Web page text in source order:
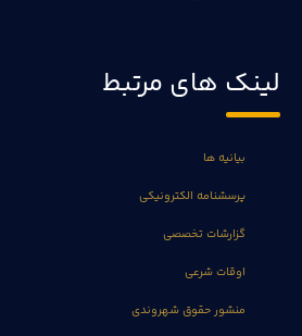
لینک های مرتبط
بیانیه ها
پرسشنامه الکترونیکی
گزارشات تخصصی
اوقات شرعی
منشور حقوق شهروندی